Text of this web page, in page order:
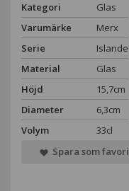
Kategori
Glas
Varumärke
Merx
Serie
Islande
Material
Glas
Höjd
15,7cm
Diameter
6,3cm
Volym
33cl
Spara som